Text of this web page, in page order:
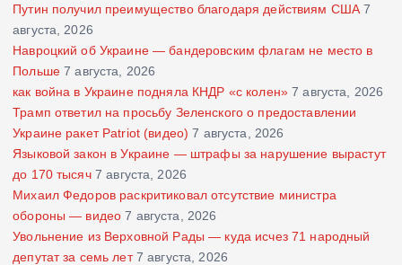
Путин получил преимущество благодаря действиям США 7
августа, 2026
Навроцкий об Украине — бандеровским флагам не место в
Польше 7 августа, 2026
как война в Украине подняла КНДР «с колен» 7 августа, 2026
Трамп ответил на просьбу Зеленского о предоставлении
Украине ракет Patriot (видео) 7 августа, 2026
Языковой закон в Украине — штрафы за нарушение вырастут
до 170 тысяч 7 августа, 2026
Михаил Федоров раскритиковал отсутствие министра
обороны — видео 7 августа, 2026
Увольнение из Верховной Рады — куда исчез 71 народный
депутат за семь лет 7 августа, 2026